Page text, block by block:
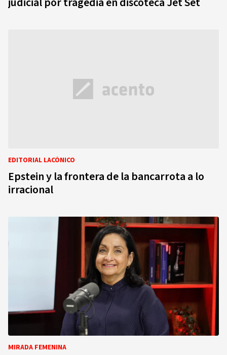
EDITORIAL LACÓNICO
Epstein y la frontera de la bancarrota a lo
irracional
MIRADA FEMENINA